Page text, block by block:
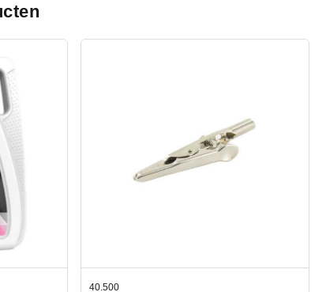
78.80350